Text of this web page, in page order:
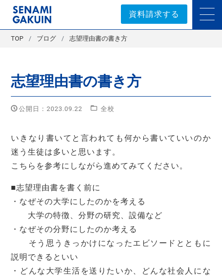
セナミ学院｜学習塾
資料請求する
TOP ブログ 志望理由書の書き方
志望理由書の書き方
公開日：2023.09.22 全校
いきなり書いてと言われても何から書いていいのか
迷う生徒は多いと思います。
こちらを参考にしながら進めてみてください。
■志望理由書を書く前に
・なぜその大学にしたのかを考える
大学の特徴、分野の研究、設備など
・なぜその分野にしたのか考える
そう思うきっかけになったエビソードとともに
説明できるといい
・どんな大学生活を送りたいか、どんな社会人にな